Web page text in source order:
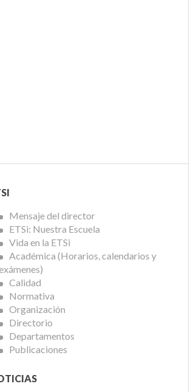
Mensaje del director
ETSi: Nuestra Escuela
Vida en la ETSi
Académica (Horarios, calendarios y
Calidad
Normativa
Organización
Directorio
Departamentos
Publicaciones